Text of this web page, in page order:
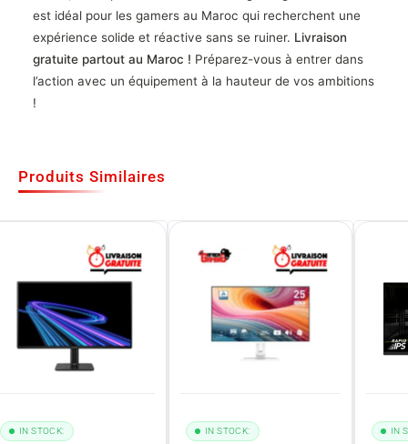
est idéal pour les gamers au Maroc qui recherchent une
expérience solide et réactive sans se ruiner. Livraison
gratuite partout au Maroc ! Préparez-vous à entrer dans
l’action avec un équipement à la hauteur de vos ambitions
!
Produits Similaires
IN STOCK: IN STOCK: IN